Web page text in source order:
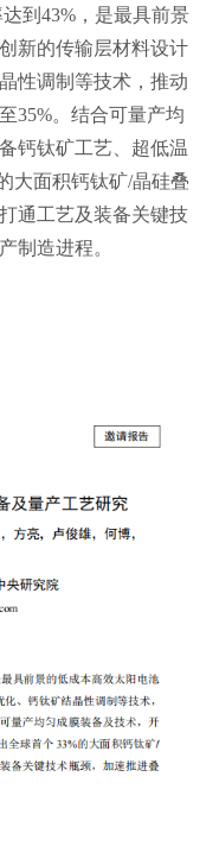
达到43% ，是最具前景
新的传输层材料设计
性调制等技术，推动
35%。结合可量产均
钙钛矿工艺、超低温
大面积钙钛矿/晶硅叠
通工艺及装备关键技
制造进程。